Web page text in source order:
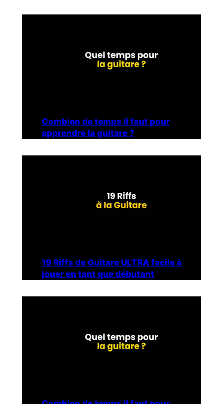
Combien de temps il faut pour
apprendre la guitare ?
19 Riffs de Guitare ULTRA facile à
jouer en tant que débutant